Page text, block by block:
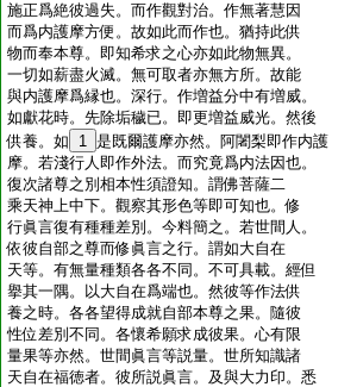
施正爲絶彼過失。而作觀對治。作無著慧因
而爲内護摩方便。故如此而作也。猶持此供
物而奉本尊。即知希求之心亦如此物無異。
一切如薪盡火滅。無可取者亦無方所。故能
與内護摩爲縁也。深行。作増益分中有増威。
如獻花時。先除垢穢已。即更増益威光。然後
供養。如
1 是既爾護摩亦然。阿闍梨即作内護
摩。若淺行人即作外法。而究竟爲内法因也。
復次諸尊之別相本性須證知。謂佛菩薩二
乘天神上中下。觀察其形色等即可知也。修
行眞言復有種種差別。今料簡之。若世間人。
依彼自部之尊而修眞言之行。謂如大自在
天等。有無量種類各各不同。不可具載。經但
擧其一隅。以大自在爲端也。然彼等作法供
養之時。各各望得成就自部本尊之果。隨彼
性位差別不同。各懷希願求成彼果。心有限
量果等亦然。世間眞言等説量。世所知識諸
天自在福徳者。彼所説眞言。及與大力印。悉